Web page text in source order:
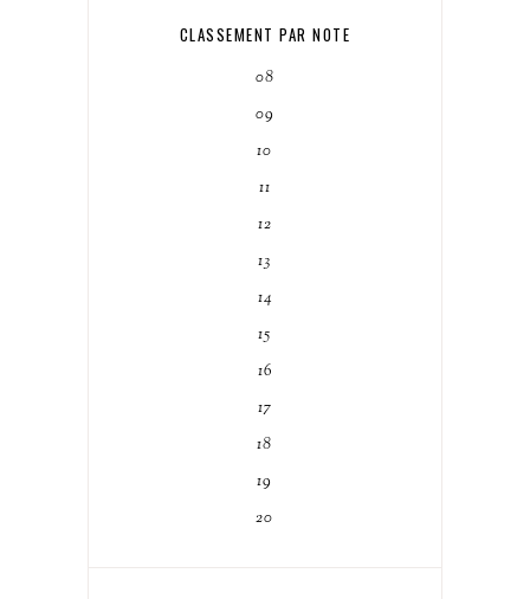
CLASSEMENT PAR NOTE
08
09
10
11
12
13
14
15
16
17
18
19
20